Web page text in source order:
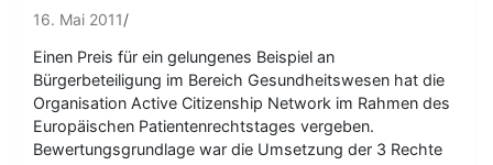
16. Mai 2011
Einen Preis für ein gelungenes Beispiel an
Bürgerbeteiligung im Bereich Gesundheitswesen hat die
Organisation Active Citizenship Network im Rahmen des
Europäischen Patientenrechtstages vergeben.
Bewertungsgrundlage war die Umsetzung der 3 Rechte